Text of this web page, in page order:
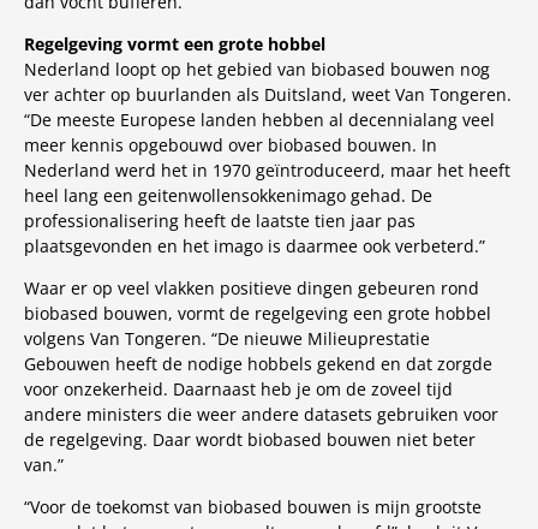
Regelgeving vormt een grote hobbel
Nederland loopt op het gebied van biobased bouwen nog
ver achter op buurlanden als Duitsland, weet Van Tongeren.
“De meeste Europese landen hebben al decennialang veel
meer kennis opgebouwd over biobased bouwen. In
Nederland werd het in 1970 geïntroduceerd, maar het heeft
heel lang een geitenwollensokkenimago gehad. De
professionalisering heeft de laatste tien jaar pas
plaatsgevonden en het imago is daarmee ook verbeterd.”
Waar er op veel vlakken positieve dingen gebeuren rond
biobased bouwen, vormt de regelgeving een grote hobbel
volgens Van Tongeren. “De nieuwe Milieuprestatie
Gebouwen heeft de nodige hobbels gekend en dat zorgde
voor onzekerheid. Daarnaast heb je om de zoveel tijd
andere ministers die weer andere datasets gebruiken voor
de regelgeving. Daar wordt biobased bouwen niet beter
van.”
“Voor de toekomst van biobased bouwen is mijn grootste